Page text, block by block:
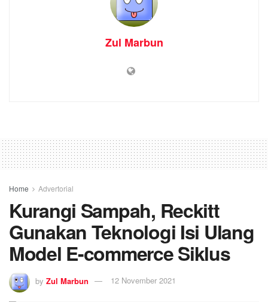
Zul Marbun
Home Advertorial
Kurangi Sampah, Reckitt
Gunakan Teknologi Isi Ulang
Model E-commerce Siklus
by Zul Marbun 12 November 2021